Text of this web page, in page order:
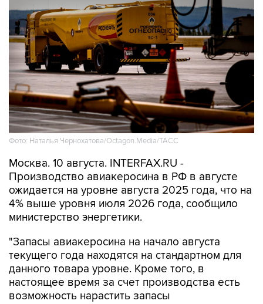
Фото: Наталья Чернохатова/Octagon.Media/ТАСС
Москва. 10 августа. INTERFAX.RU -
Производство авиакеросина в РФ в августе
ожидается на уровне августа 2025 года, что на
4% выше уровня июля 2026 года, сообщило
министерство энергетики.
"Запасы авиакеросина на начало августа
текущего года находятся на стандартном для
данного товара уровне. Кроме того, в
настоящее время за счет производства есть
возможность нарастить запасы